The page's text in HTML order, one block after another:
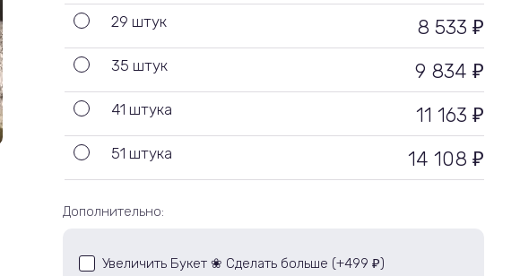
29 штук 8 533 ₽
35 штук 9 834 ₽
41 штука 11 163 ₽
51 штука 14 108 ₽
Дополнительно:
Увеличить Букет ❀ Сделать больше (+499 ₽)